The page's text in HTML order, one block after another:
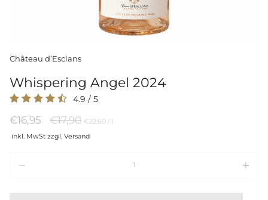
Château d’Esclans
Whispering Angel 2024
4.9 / 5
€16,95
Regulärer
Preis
€17,90 Preis
Einheit
€22,60 /per
l
inkl. MwSt zzgl. Versand